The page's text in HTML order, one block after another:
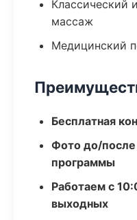
Классический
массаж
Медицинский
Бесплатная
Фото до/
программы
Работаем с
выходных